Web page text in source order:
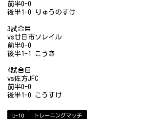
前半0-0
後半1-0 りゅうのすけ
3試合目
vs廿日市ソレイル
前半0-0
後半1-1 こうき
4試合目
vs佐方JFC
前半0-0
後半1-0 こうすけ
U-10 トレーニングマッチ